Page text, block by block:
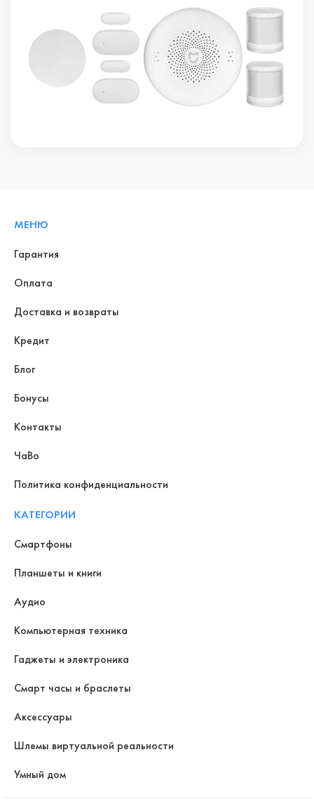
МЕНЮ
Гарантия
Оплата
Доставка и возвраты
Кредит
Блог
Бонусы
Контакты
ЧаВо
Политика конфиденциальности
КАТЕГОРИИ
Смартфоны
Планшеты и книги
Аудио
Компьютерная техника
Гаджеты и электроника
Смарт часы и браслеты
Аксессуары
Шлемы виртуальной реальности
Умный дом